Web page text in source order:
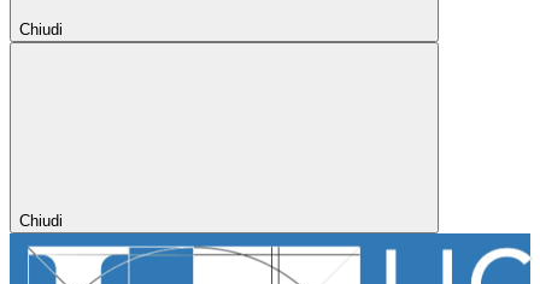
Chiudi
Chiudi